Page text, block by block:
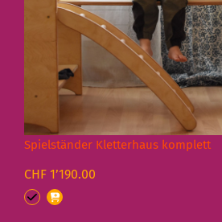
Spielständer Kletterhaus komplett
CHF 1’190.00